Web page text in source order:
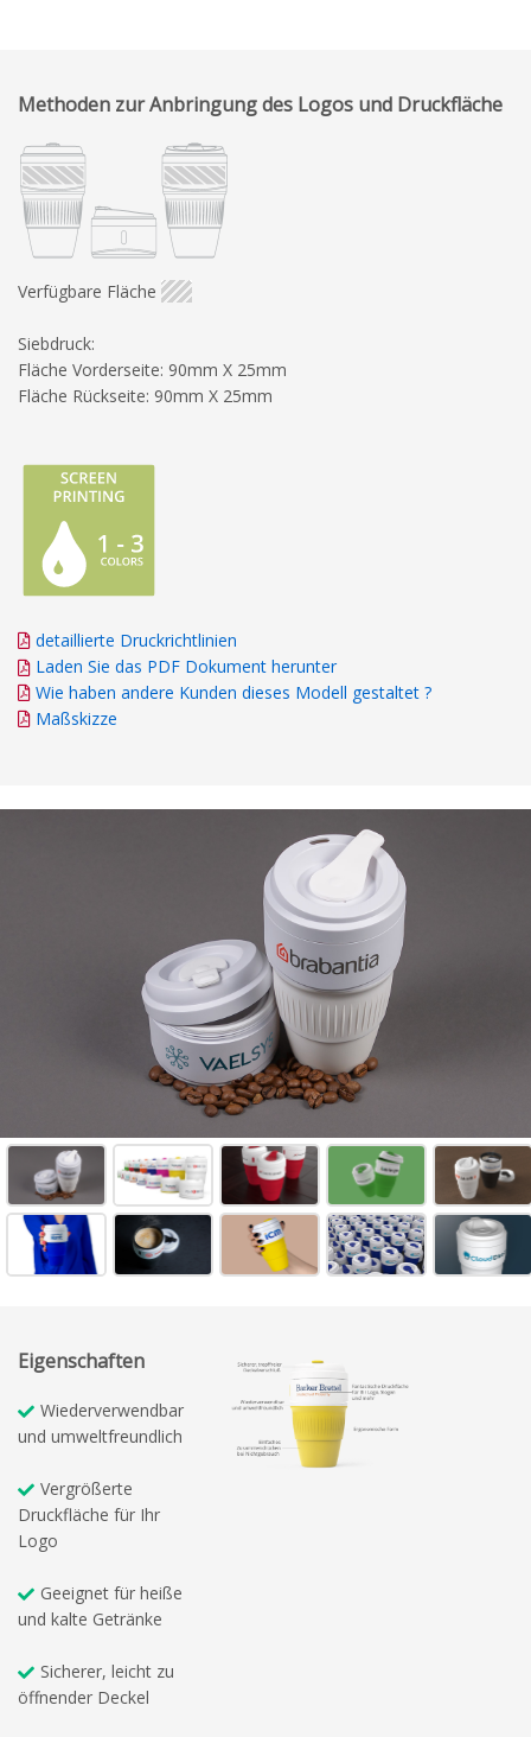
Methoden zur Anbringung des Logos und Druckfläche
Verfügbare Fläche
Siebdruck:
Fläche Vorderseite: 90mm X 25mm
Fläche Rückseite: 90mm X 25mm
detaillierte Druckrichtlinien
Laden Sie das PDF Dokument herunter
Wie haben andere Kunden dieses Modell gestaltet ?
Maßskizze
Eigenschaften
Wiederverwendbar
und umweltfreundlich
Vergrößerte
Druckfläche für Ihr
Logo
Geeignet für heiße
und kalte Getränke
Sicherer, leicht zu
öffnender Deckel